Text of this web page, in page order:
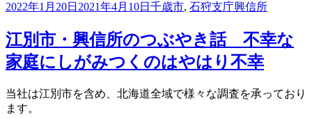
投
日:
2022年1月20日 2021年4月10日 カ
ゴ
リ
ー
千歳市, 石狩支庁タ
興信所
江別市・興信所のつぶやき話 不幸な
家庭にしがみつくのはやはり不幸
当社は江別市を含め、北海道全域で様々な調査を承っており
ます。